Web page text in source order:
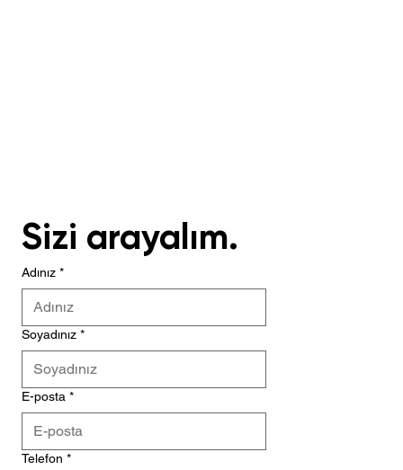
Sizi arayalım.
Adınız *
Soyadınız *
E-posta *
Telefon *